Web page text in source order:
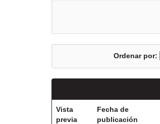
Ordenar por:
Vista
previa
Fecha de
publicación